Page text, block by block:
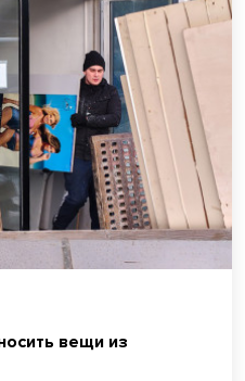
вещи из